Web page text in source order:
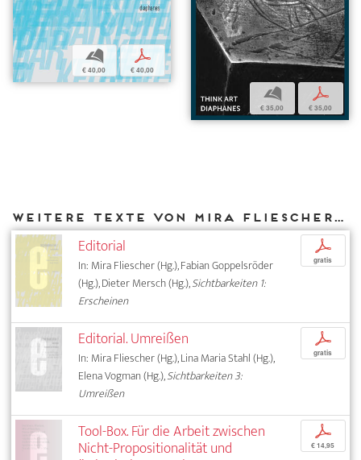
b
€ 40,00
p
€ 40,00
b
€ 35,00
p
€ 35,00
Weitere Texte von Mira Fliescher bei DIAPHANES
Editorial
In: Mira Fliescher (Hg.), Fabian Goppelsröder
(Hg.), Dieter Mersch (Hg.),Sichtbarkeiten 1:
Erscheinen
p
gratis
Editorial. Umreißen
In: Mira Fliescher (Hg.), Lina Maria Stahl (Hg.),
Elena Vogman (Hg.),Sichtbarkeiten 3:
Umreißen
p
gratis
Tool-Box. Für die Arbeit zwischen
Nicht-Propositionalität und
p
€ 14,95